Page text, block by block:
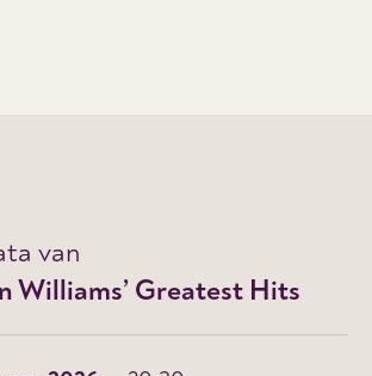
van
Williams’ Greatest Hits